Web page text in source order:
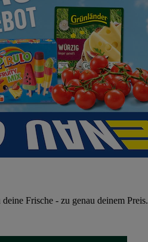
Frische - zu genau deinem Preis.